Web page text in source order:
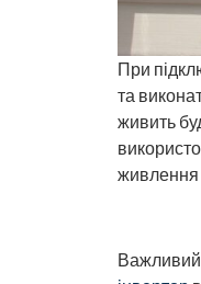
При
та
живить
живлення
Важливий